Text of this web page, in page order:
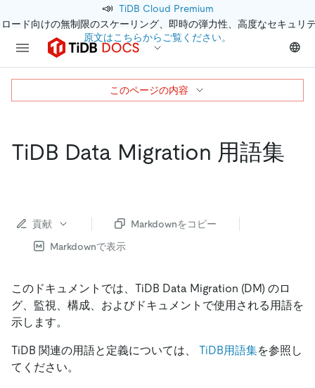
📣 TiDB Cloud Premium
ード向けの無制限のスケーリング、即時の弾力性、高度なセキュリ
原文はこちらからご覧ください。
TiDB Data Migration 用語集
貢献
Markdownをコピー
Markdownで表示
このドキュメントでは、TiDB Data Migration (DM) のロ
グ、監視、構成、およびドキュメントで使用される用語を
示します。
TiDB 関連の用語と定義については、 TiDB用語集を参照し
てください。
このページの内容